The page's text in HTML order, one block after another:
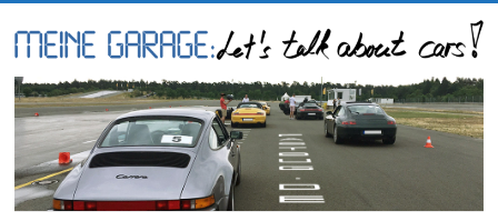
to
content
Meine
Garage